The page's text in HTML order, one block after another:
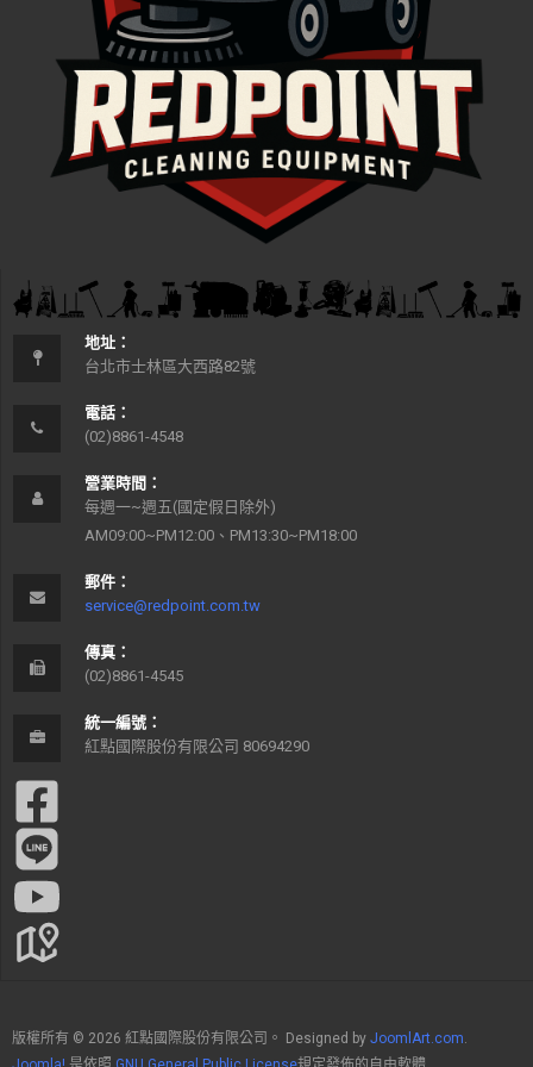
地址：
台北市士林區大西路82號
電話：
(02)8861-4548
營業時間：
每週一~週五(國定假日除外)
AM09:00~PM12:00、PM13:30~PM18:00
郵件：
service@redpoint.com.tw
傳真：
(02)8861-4545
統一編號：
紅點國際股份有限公司 80694290
版權所有 © 2026 紅點國際股份有限公司。 Designed by JoomlArt.com.